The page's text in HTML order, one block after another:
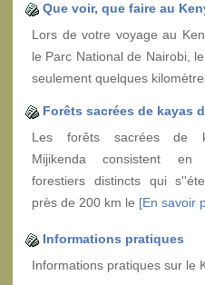
Que voir, que faire au
Lors de votre voyage au
le Parc National de Nairobi,
seulement quelques
Forêts sacrées de kayas
Les forêts sacrées de
Mijikenda consistent
forestiers distincts qui
près de 200 km le [En savoir
Informations pratiques
Informations pratiques sur le